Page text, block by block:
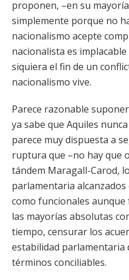
proponen, –en su
simplemente porque no
nacionalismo acepte
nacionalista es
siquiera el fin de un
nacionalismo vive.
Parece razonable
ya sabe que Aquiles
parece muy dispuesta a
ruptura que –no hay que
tándem Maragall-Carod,
parlamentaria
como funcionales
las mayorías absolutas
tiempo, censurar los
estabilidad parlamentaria
términos conciliables.